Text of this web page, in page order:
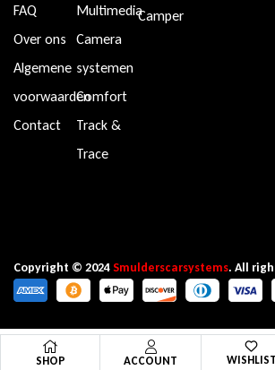
SHOP ACCOUNT WISHLIST
FAQ
Over ons
Algemene
voorwaarden
Contact
Multimedia
Camera
systemen
Comfort
Track &
Trace
Camper
Copyright © 2024Smulderscarsystems. All